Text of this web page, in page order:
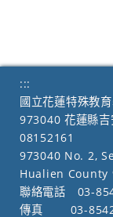
:::
國立花蓮特殊教
973040 花蓮縣
08152161
973040 No. 2,
Hualien County
聯絡電話
03-
傳真
03-